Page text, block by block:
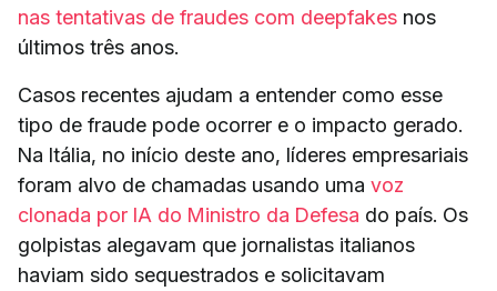
nas tentativas de fraudes com deepfakes nos
últimos três anos.
Casos recentes ajudam a entender como esse
tipo de fraude pode ocorrer e o impacto gerado.
Na Itália, no início deste ano, líderes empresariais
foram alvo de chamadas usando uma voz
clonada por IA do Ministro da Defesa do país. Os
golpistas alegavam que jornalistas italianos
haviam sido sequestrados e solicitavam